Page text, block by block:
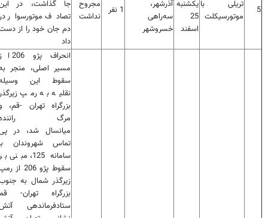
5
تریلی با
موتورسیکلت
یکشنبه
25
اسفند
آذرشهر،
سه‌راهی
خسروشهر
1 نفر
مجروح
نداشت
جا گذاشت، در
تصادف موتورسوار
دم جان خود را از
داد
انحراف پژو
مسیر اصلی، منجر
سقوط این
نقلیه به رمپ
بزرگراه تهران -قم،
مرگ
میانسال شد، در
تماس شهروندان
سامانه 125، مبنی
سقوط پژو 206 از
زیرگذر شمال به
بزرگراه تهران-
ستادفرماندهی